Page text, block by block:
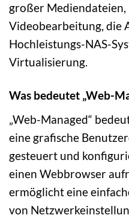
großer Mediendateien,
Videobearbeitung, die
Hochleistungs-NAS-
Virtualisierung.
Was bedeutet „Web-
„Web-Managed“
eine grafische
gesteuert und
einen Webbrowser
ermöglicht eine
von